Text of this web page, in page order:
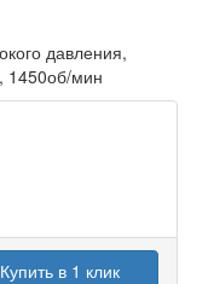
Купить в 1 клик